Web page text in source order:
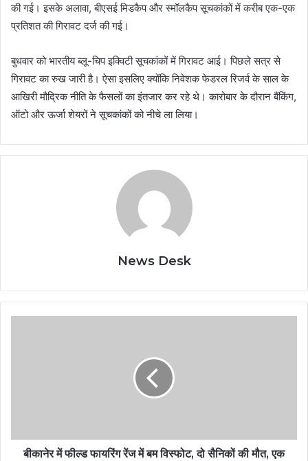
की गई। इसके अलावा, बीएसई मिडकैप और स्मॉलकैप सूचकांकों में करीब एक-एक
प्रतिशत की गिरावट दर्ज की गई।
बुधवार को भारतीय ब्लू-चिप इक्विटी सूचकांकों में गिरावट आई। पिछले सत्र से
गिरावट का रुख जारी है। ऐसा इसलिए क्योंकि निवेशक फेडरल रिजर्व के साल के
आखिरी मौद्रिक नीति के फैसलों का इंतजार कर रहे थे। कारोबार के दौरान बैंकिंग,
ऑटो और ऊर्जा शेयरों ने सूचकांकों को नीचे ला लिया।
News Desk
बीकानेर में फील्ड फायरिंग रेंज में बम विस्फोट, दो सैनिकों की मौत, एक